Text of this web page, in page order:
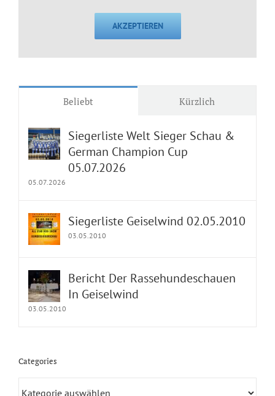
AKZEPTIEREN
Beliebt Kürzlich
Siegerliste Welt Sieger Schau &
German Champion Cup
05.07.2026
05.07.2026
Siegerliste Geiselwind 02.05.2010
03.05.2010
Bericht Der Rassehundeschauen
In Geiselwind
03.05.2010
Categories
Categories